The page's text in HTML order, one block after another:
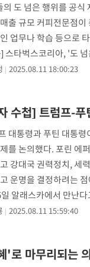
도 넘은 행위를 공식
출 규모 커피전문점
업무나 학습 등으로
스타벅스코리아, '도
2025.08.11 18:00:23
수첩] 트럼프-
대통령과 푸틴 대통
를 논의했다. 포린 에
강대국 권력정치, 세
운명을 결정하려는
알래스카에서 만난
2025.08.11 15:59:40
'로 마무리되는